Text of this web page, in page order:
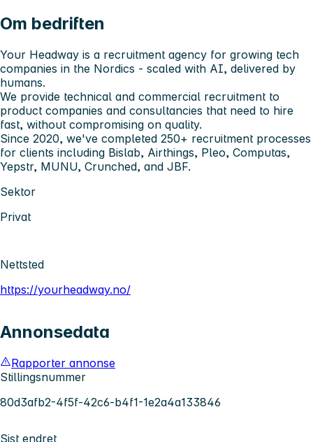
Om bedriften
Your Headway is a recruitment agency for growing tech
companies in the Nordics - scaled with AI, delivered by
humans.
We provide technical and commercial recruitment to
product companies and consultancies that need to hire
fast, without compromising on quality.
Since 2020, we've completed 250+ recruitment processes
for clients including Bislab, Airthings, Pleo, Computas,
Yepstr, MUNU, Crunched, and JBF.
Sektor
Privat
Nettsted
https://yourheadway.no/
Annonsedata
Rapporter annonse
Stillingsnummer
80d3afb2-4f5f-42c6-b4f1-1e2a4a133846
Sist endret